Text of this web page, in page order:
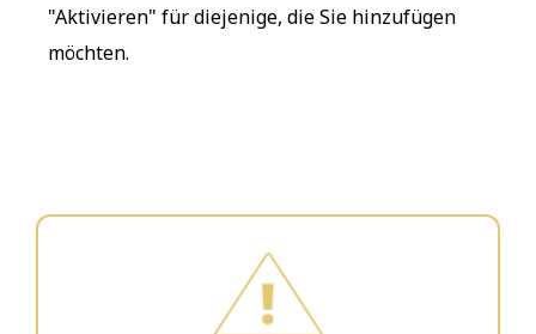
"Aktivieren" für diejenige, die Sie hinzufügen
möchten.